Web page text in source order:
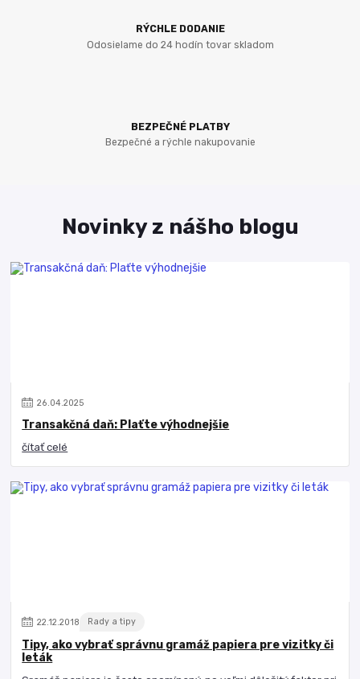
RÝCHLE DODANIE
Odosielame do 24 hodín tovar skladom
BEZPEČNÉ PLATBY
Bezpečné a rýchle nakupovanie
Novinky z nášho blogu
26.04.2025
Transakčná daň: Plaťte výhodnejšie
čítať celé
22.12.2018 Rady a tipy
Tipy, ako vybrať správnu gramáž papiera pre vizitky či
leták